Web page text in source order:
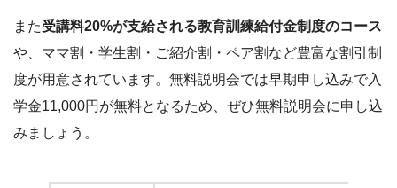
また受講料20%が支給される教育訓練給付金制度のコース
や、ママ割・学生割・ご紹介割・ペア割など豊富な割引制
度が用意されています。無料説明会では早期申し込みで入
学金11,000円が無料となるため、ぜひ無料説明会に申し込
みましょう。